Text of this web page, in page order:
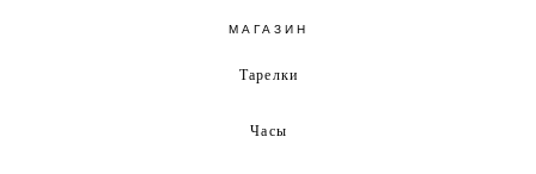
МАГАЗИН
Тарелки
Часы